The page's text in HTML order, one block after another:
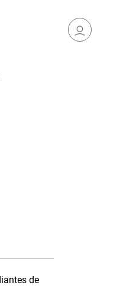
de